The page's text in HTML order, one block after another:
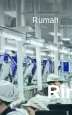
Rumah